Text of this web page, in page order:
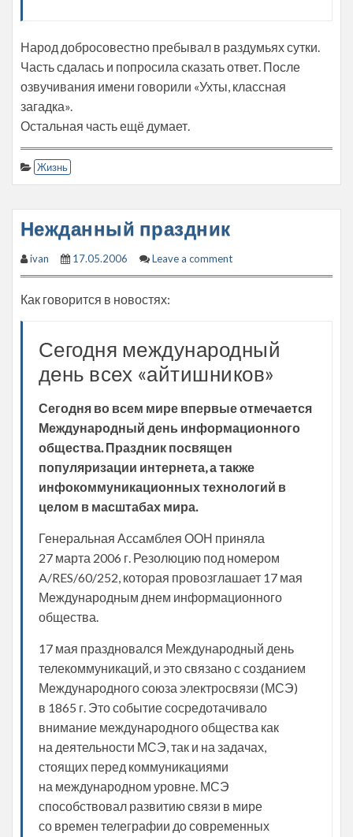
Народ добросовестно пребывал в раздумьях сутки.
Часть сдалась и попросила сказать ответ. После
озвучивания имени говорили «Ухты, классная
загадка».
Остальная часть ещё думает.
Жизнь
Нежданный праздник
ivan 17.05.2006 Leave a comment
Как говорится в новостях:
Сегодня международный
день всех «айтишников»
Сегодня во всем мире впервые отмечается
Международный день информационного
общества. Праздник посвящен
популяризации интернета, а также
инфокоммуникационных технологий в
целом в масштабах мира.
Генеральная Ассамблея ООН приняла
27 марта 2006 г. Резолюцию под номером
A/RES/60/252, которая провозглашает 17 мая
Международным днем информационного
общества.
17 мая праздновался Международный день
телекоммуникаций, и это связано с созданием
Международного союза электросвязи (МСЭ)
в 1865 г. Это событие сосредотачивало
внимание международного общества как
на деятельности МСЭ, так и на задачах,
стоящих перед коммуникациями
на международном уровне. МСЭ
способствовал развитию связи в мире
со времен телеграфии до современных